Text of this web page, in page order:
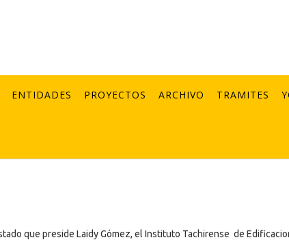
ENTIDADES PROYECTOS ARCHIVO TRAMITES
que preside Laidy Gómez, el Instituto Tachirense de